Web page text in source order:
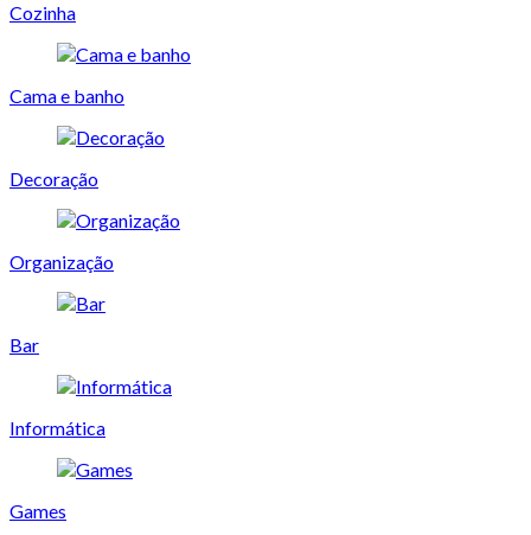
Cozinha
Cama e banho
Decoração
Organização
Bar
Informática
Games